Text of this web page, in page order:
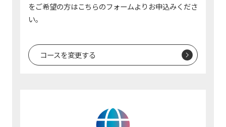
をご希望の方はこちらのフォームよりお申込みくださ
い。
コースを変更する